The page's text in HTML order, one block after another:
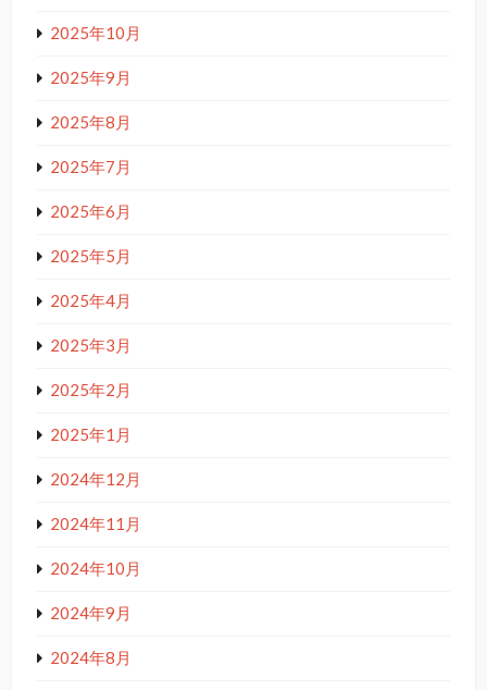
2025年10月
2025年9月
2025年8月
2025年7月
2025年6月
2025年5月
2025年4月
2025年3月
2025年2月
2025年1月
2024年12月
2024年11月
2024年10月
2024年9月
2024年8月